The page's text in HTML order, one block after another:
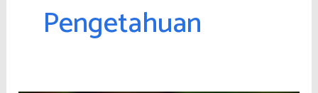
Pengetahuan